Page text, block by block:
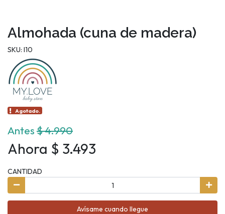
Almohada (cuna de madera)
SKU: I10
Agotado.
Antes$ 4.990
Ahora $ 3.493
CANTIDAD
Avísame cuando llegue